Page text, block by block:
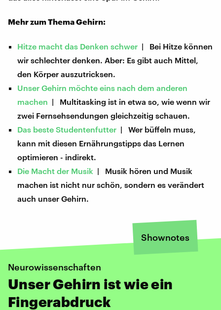
Mehr zum Thema Gehirn:
Hitze macht das Denken schwer | Bei Hitze können
wir schlechter denken. Aber: Es gibt auch Mittel,
den Körper auszutricksen.
Unser Gehirn möchte eins nach dem anderen
machen | Multitasking ist in etwa so, wie wenn wir
zwei Fernsehsendungen gleichzeitig schauen.
Das beste Studentenfutter | Wer büffeln muss,
kann mit diesen Ernährungstipps das Lernen
optimieren - indirekt.
Die Macht der Musik | Musik hören und Musik
machen ist nicht nur schön, sondern es verändert
auch unser Gehirn.
Shownotes
Neurowissenschaften
Unser Gehirn ist wie ein
Fingerabdruck